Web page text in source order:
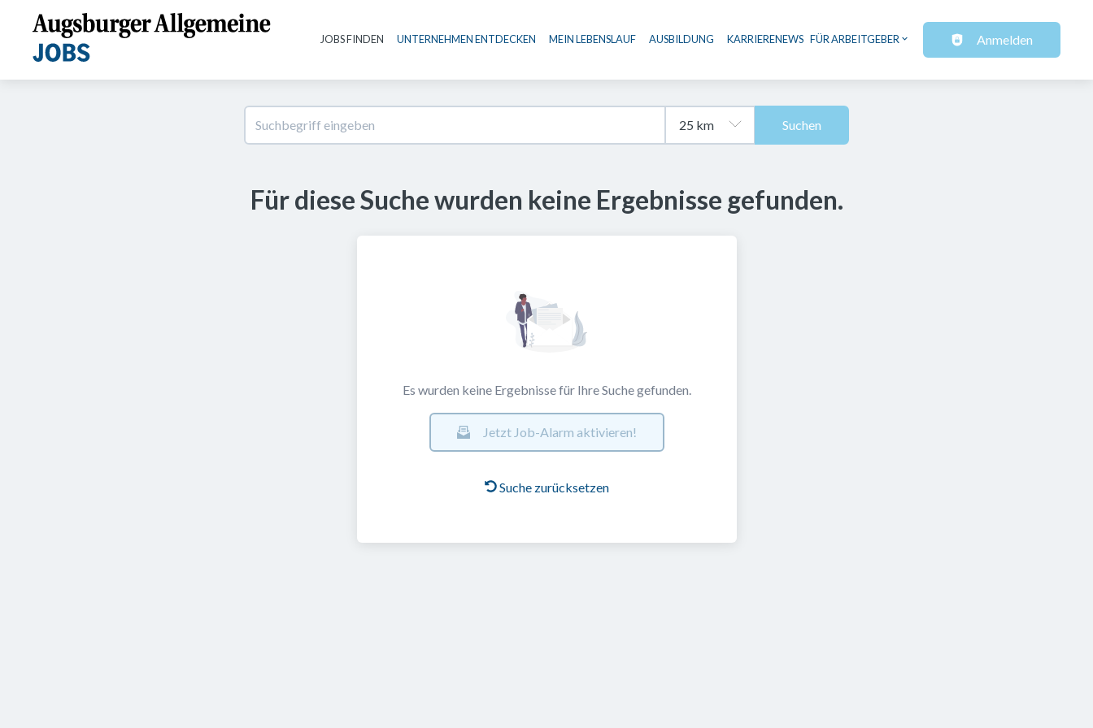
Haupt-Navigation
JOBS FINDEN UNTERNEHMEN ENTDECKEN MEIN LEBENSLAUF AUSBILDUNG KARRIERENEWS FÜR ARBEITGEBER Anmelden
Suchen
Für diese Suche wurden keine Ergebnisse gefunden.
Es wurden keine Ergebnisse für Ihre Suche gefunden.
Jetzt Job-Alarm aktivieren!
Suche zurücksetzen